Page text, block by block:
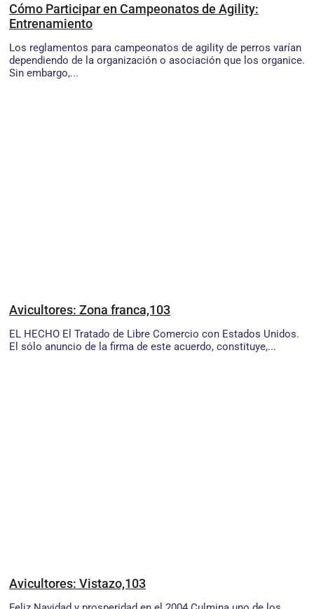
Cómo Participar en Campeonatos de Agility:
Entrenamiento
Los reglamentos para campeonatos de agility de perros varían
dependiendo de la organización o asociación que los organice.
Sin embargo,...
Avicultores: Zona franca,103
EL HECHO El Tratado de Libre Comercio con Estados Unidos.
El sólo anuncio de la firma de este acuerdo, constituye,...
Avicultores: Vistazo,103